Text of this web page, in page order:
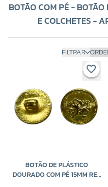
BOTÃO COM PÉ -
E COLCHETES -
FILTRAR
BOTÃO DE PLÁSTICO
DOURADO COM PÉ 15MM REF